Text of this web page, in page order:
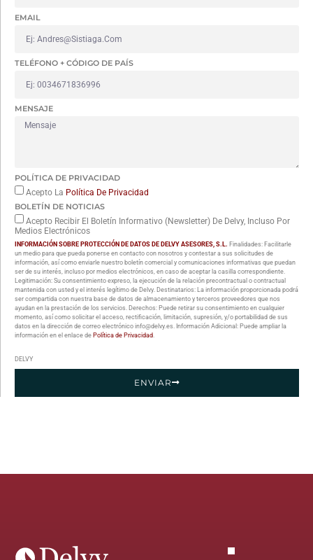
EMAIL
TELÉFONO + CÓDIGO DE PAÍS
MENSAJE
POLÍTICA DE PRIVACIDAD
Acepto La Política De Privacidad
BOLETÍN DE NOTICIAS
Acepto Recibir El Boletín Informativo (Newsletter) De Delvy, Incluso Por
Medios Electrónicos
INFORMACIÓN SOBRE PROTECCIÓN DE DATOS DE DELVY ASESORES, S.L. Finalidades: Facilitarle
un medio para que pueda ponerse en contacto con nosotros y contestar a sus solicitudes de
información, así como enviarle nuestro boletín comercial y comunicaciones informativas que puedan
ser de su interés, incluso por medios electrónicos, en caso de aceptar la casilla correspondiente.
Legitimación: Su consentimiento expreso, la ejecución de la relación precontractual o contractual
mantenida con usted y el interés legítimo de Delvy. Destinatarios: La información proporcionada podrá
ser compartida con nuestra base de datos de almacenamiento y terceros proveedores que nos
ayudan en la prestación de los servicios. Derechos: Puede retirar su consentimiento en cualquier
momento, así como solicitar el acceso, rectificación, limitación, supresión, y/o portabilidad de sus
datos en la dirección de correo electrónico info@delvy.es. Información Adicional: Puede ampliar la
información en el enlace de Política de Privacidad
DELVY
ENVIAR